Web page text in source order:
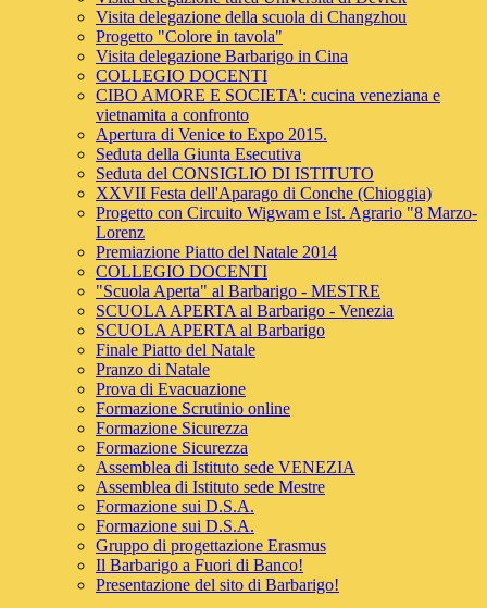
Visita delegazione della scuola di Changzhou
Progetto "Colore in tavola"
Visita delegazione Barbarigo in Cina
COLLEGIO DOCENTI
CIBO AMORE E SOCIETA': cucina veneziana e
vietnamita a confronto
Apertura di Venice to Expo 2015.
Seduta della Giunta Esecutiva
Seduta del CONSIGLIO DI ISTITUTO
XXVII Festa dell'Aparago di Conche (Chioggia)
Progetto con Circuito Wigwam e Ist. Agrario "8 Marzo-
Lorenz
Premiazione Piatto del Natale 2014
COLLEGIO DOCENTI
"Scuola Aperta" al Barbarigo - MESTRE
SCUOLA APERTA al Barbarigo - Venezia
SCUOLA APERTA al Barbarigo
Finale Piatto del Natale
Pranzo di Natale
Prova di Evacuazione
Formazione Scrutinio online
Formazione Sicurezza
Formazione Sicurezza
Assemblea di Istituto sede VENEZIA
Assemblea di Istituto sede Mestre
Formazione sui D.S.A.
Formazione sui D.S.A.
Gruppo di progettazione Erasmus
Il Barbarigo a Fuori di Banco!
Presentazione del sito di Barbarigo!